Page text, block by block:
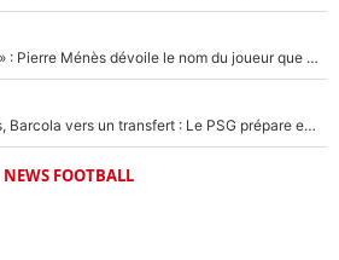
«Il a fait une saison énorme» : Pierre Ménès dévoile le nom du joueur que l’OM devait absolument recruter cet été, l’IA valide la piste !
Malo Gusto, pistes secrètes, Barcola vers un transfert : Le PSG prépare encore des surprises sur le mercato
NEWS FOOTBALL